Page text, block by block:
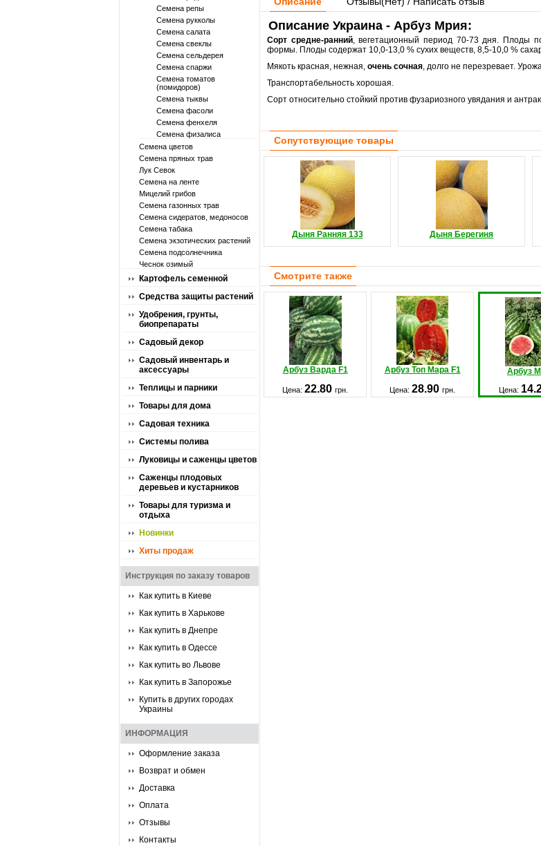
Семена репы
Семена рукколы
Семена салата
Семена свеклы
Семена сельдерея
Семена спаржи
Семена томатов
(помидоров)
Семена тыквы
Семена фасоли
Семена фенхеля
Семена физалиса
Семена цветов
Семена пряных трав
Лук Севок
Семена на ленте
Мицелий грибов
Семена газонных трав
Семена сидератов, медоносов
Семена табака
Семена экзотических растений
Семена подсолнечника
Чеснок озимый
Картофель семенной
Средства защиты растений
Удобрения, грунты,
биопрепараты
Садовый декор
Садовый инвентарь и
аксессуары
Теплицы и парники
Товары для дома
Садовая техника
Системы полива
Луковицы и саженцы цветов
Саженцы плодовых
деревьев и кустарников
Товары для туризма и
отдыха
Новинки
Хиты продаж
Инструкция по заказу товаров
Как купить в Киеве
Как купить в Харькове
Как купить в Днепре
Как купить в Одессе
Как купить во Львове
Как купить в Запорожье
Купить в других городах
Украины
ИНФОРМАЦИЯ
Оформление заказа
Возврат и обмен
Доставка
Оплата
Отзывы
Контакты
Описание Украина - Арбуз Мрия:
Сорт средне-ранний, вегетационный период 70-73 дня. Плоды
формы. Плоды содержат 10,0-13,0 % сухих веществ, 8,5-10,0 %
Мякоть красная, нежная, очень сочная, долго не перезревает.
Транспортабельность хорошая.
Сорт относительно стойкий против фузариозного увядания и
Сопутствующие товары
Дыня Ранняя 133 Дыня Берегиня
Смотрите также
Арбуз Варда F1 Арбуз Топ Мара F1 Арбуз
Цена: 22.80 грн. Цена: 28.90 грн. Цена: